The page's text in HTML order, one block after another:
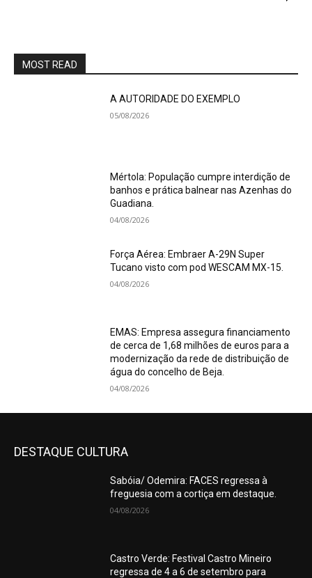
MOST READ
A AUTORIDADE DO EXEMPLO
05/08/2026
Mértola: População cumpre interdição de
banhos e prática balnear nas Azenhas do
Guadiana.
04/08/2026
Força Aérea: Embraer A-29N Super
Tucano visto com pod WESCAM MX-15.
04/08/2026
EMAS: Empresa assegura financiamento
de cerca de 1,68 milhões de euros para a
modernização da rede de distribuição de
água do concelho de Beja.
04/08/2026
DESTAQUE CULTURA
Sabóia/ Odemira: FACES regressa à
freguesia com a cortiça em destaque.
04/08/2026
Castro Verde: Festival Castro Mineiro
regressa de 4 a 6 de setembro para